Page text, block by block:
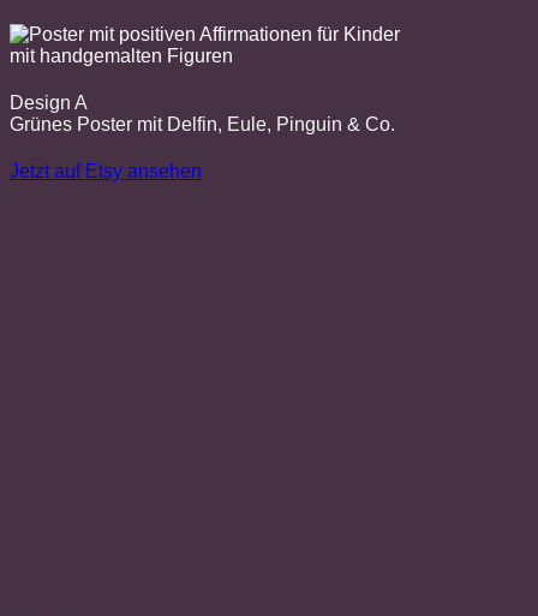
Design A
Grünes Poster mit Delfin, Eule, Pinguin & Co.
Jetzt auf Etsy ansehen